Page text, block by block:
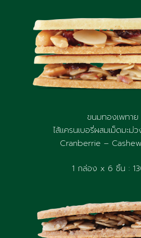
ขนมทองเพทาย
ไส้แครนเบอรี่ผสมเม็ดมะม่
Cranberrie –
1 กล่อง x 6 ชิ้น :